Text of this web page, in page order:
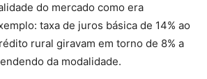
do mercado como era
taxa de juros básica de 14% ao
rural giravam em torno de 8% a
da modalidade.